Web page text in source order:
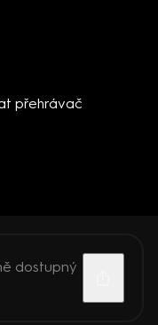
přehrávač
dostupný